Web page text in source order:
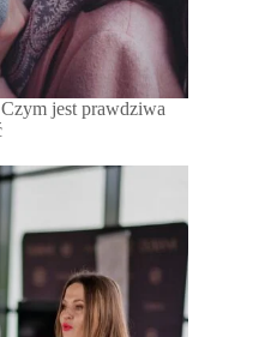
jest prawdziwa